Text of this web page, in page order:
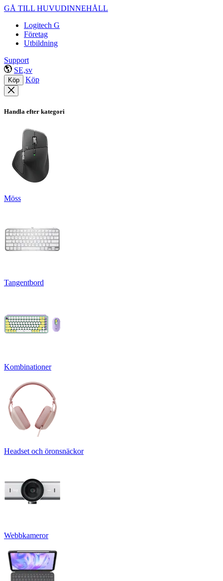
GÅ TILL HUVUDINNEHÅLL
Logitech G
Företag
Utbildning
Support
SE,sv
Köp Köp
Handla efter kategori
Möss
Tangentbord
Kombinationer
Headset och öronsnäckor
Webbkameror